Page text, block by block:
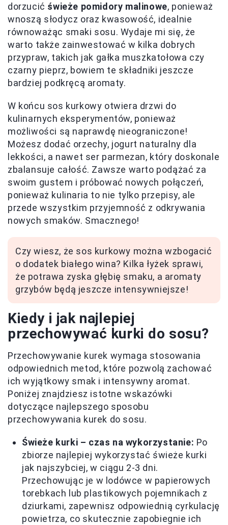
dorzucić świeże pomidory malinowe, ponieważ
wnoszą słodycz oraz kwasowość, idealnie
równoważąc smaki sosu. Wydaje mi się, że
warto także zainwestować w kilka dobrych
przypraw, takich jak gałka muszkatołowa czy
czarny pieprz, bowiem te składniki jeszcze
bardziej podkręcą aromaty.
W końcu sos kurkowy otwiera drzwi do
kulinarnych eksperymentów, ponieważ
możliwości są naprawdę nieograniczone!
Możesz dodać orzechy, jogurt naturalny dla
lekkości, a nawet ser parmezan, który doskonale
zbalansuje całość. Zawsze warto podążać za
swoim gustem i próbować nowych połączeń,
ponieważ kulinaria to nie tylko przepisy, ale
przede wszystkim przyjemność z odkrywania
nowych smaków. Smacznego!
Czy wiesz, że sos kurkowy można wzbogacić
o dodatek białego wina? Kilka łyżek sprawi,
że potrawa zyska głębię smaku, a aromaty
grzybów będą jeszcze intensywniejsze!
Kiedy i jak najlepiej
przechowywać kurki do sosu?
Przechowywanie kurek wymaga stosowania
odpowiednich metod, które pozwolą zachować
ich wyjątkowy smak i intensywny aromat.
Poniżej znajdziesz istotne wskazówki
dotyczące najlepszego sposobu
przechowywania kurek do sosu.
Świeże kurki – czas na wykorzystanie: Po
zbiorze najlepiej wykorzystać świeże kurki
jak najszybciej, w ciągu 2-3 dni.
Przechowując je w lodówce w papierowych
torebkach lub plastikowych pojemnikach z
dziurkami, zapewnisz odpowiednią cyrkulację
powietrza, co skutecznie zapobiegnie ich